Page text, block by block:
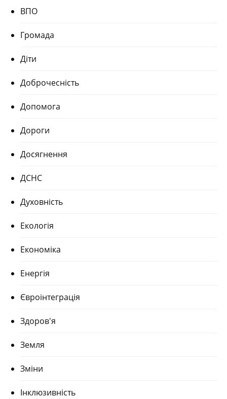
ВПО
Громада
Діти
Доброчесність
Допомога
Дороги
Досягнення
ДСНС
Духовність
Екологія
Економіка
Енергія
Євроінтеграція
Здоров'я
Земля
Зміни
Інклюзивність